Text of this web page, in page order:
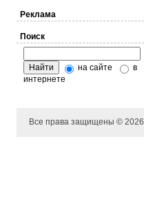
Реклама
Поиск
на сайте
в
интернете
Все права защищены © 2026